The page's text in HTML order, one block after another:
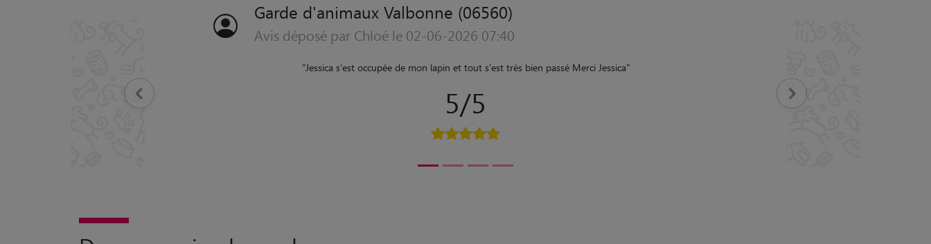
Garde d'animaux Valbonne (06560)
Avis déposé par Chloé le 05-01-2026 13:38
Très bonne première expérience pour la garde de mon lapin Bloom. Fiona est douce et attentive et les photos et
5/5